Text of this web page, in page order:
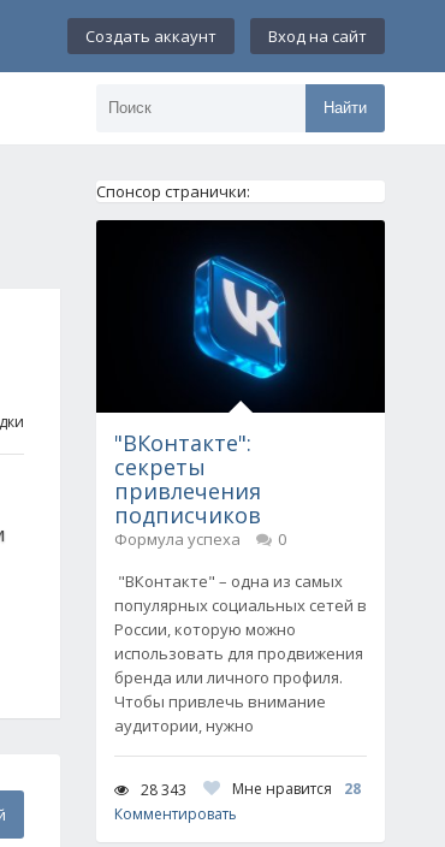
Создать аккаунт Вход на сайт
Найти
Спонсор странички:
"ВКонтакте":
секреты
привлечения
подписчиков
Формула успеха
0
"ВКонтакте" – одна из самых
популярных социальных сетей в
России, которую можно
использовать для продвижения
бренда или личного профиля.
Чтобы привлечь внимание
аудитории, нужно
28 343 Мне нравится
28
Комментировать